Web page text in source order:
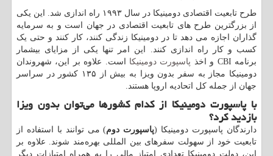
طرح تابعیت اقتصادی دومینیکا در سال ۱۹۹۳ راه اندازی شد. این یکی
از بزرگترین طرح های تابعیت اقتصادی در جهان است و به سرمایه
گذاران اجازه می دهد تا در دومینیکا زندگی کنند، کار کنند و حتی یک
کسب و کار راه اندازی کنند. این امر تنها یکی از مزایای بیشمار
برنامه CBI و اخذ پاسپورت دومینیکا است. علاوه بر این، شهروندان
دومینیکا مجاز به سفر بدون ویزا به بیش از ۱۳۵ کشور در سراسر
جهان از جمله کل اتحادیه اروپا هستند.
با پاسپورت دومینیکا از کدام کشورها می‌توان بدون ویزا
بازدید کرد؟
دارندگان پاسپورت دومینیکا )پاسپورت دوم(می توانند با استفاده از
تابعیت خود از سهولت سفرهای بین المللی بهره‌مند شوند. علاوه بر
این، دولت دومینیکا تعدادی امتیاز مالی را به همراه امتیازات دیگر